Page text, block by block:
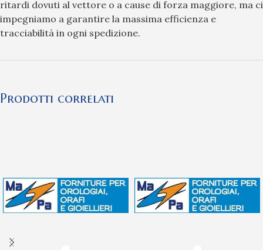
ritardi dovuti al vettore o a cause di forza maggiore, ma ci
impegniamo a garantire la massima efficienza e
tracciabilità in ogni spedizione.
Prodotti correlati